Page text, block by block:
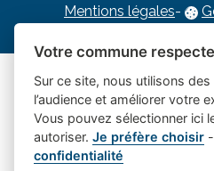
Mentions légales-
Votre commune
Sur ce site, nous utilisons
l’audience et améliorer votre
Vous pouvez sélectionner ici
autoriser.Je préfère choisir -
confidentialité